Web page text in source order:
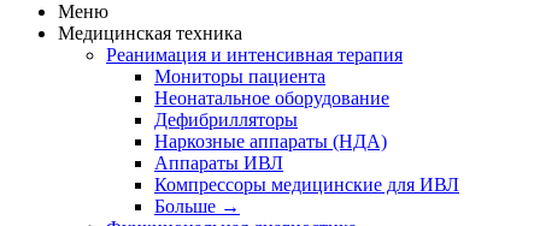
Меню
Медицинская техника
Реанимация и интенсивная терапия
Мониторы пациента
Неонатальное оборудование
Дефибрилляторы
Наркозные аппараты (НДА)
Аппараты ИВЛ
Компрессоры медицинские для ИВЛ
Больше →